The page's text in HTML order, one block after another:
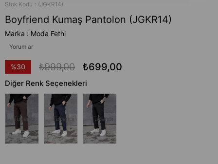
Stok Kodu (JGKR14)
Boyfriend Kumaş Pantolon (JGKR14)
Marka : Moda Fethi
Yorumlar
%30
İndirim
₺999,00 ₺699,00
Diğer Renk Seçenekleri
Tükendi Tükendi Tükendi